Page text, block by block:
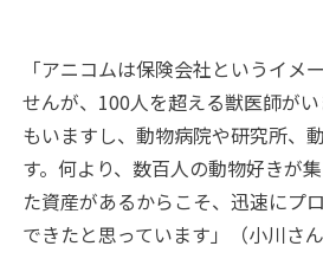
「アニコムは保険会社というイメ
せんが、100人を超える獣医師が
もいますし、動物病院や研究所、
す。何より、数百人の動物好きが
た資産があるからこそ、迅速にプ
できたと思っています」（小川さん